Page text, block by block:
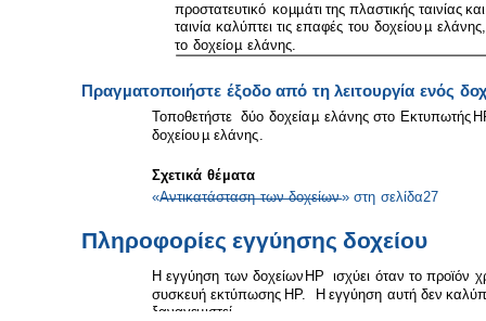
προστατευτικό κοµµάτι της πλαστικής ταινίας και
ταινία καλύπτει τις επαφές του δοχείουµ ελάνης,
το δοχείοµ ελάνης.
Πραγµατοποιήστε έξοδο από τη λειτουργία ενός
Τοποθετήστε δύο δοχείαµ ελάνης στο Εκτυπωτής
δοχείουµ ελάνης.
Σχετικά θέµατα
«Αντικατάσταση των δοχείων» στη σελίδα27
Πληροφορίες εγγύησης δοχείου
Η εγγύηση των δοχείων HP ισχύει όταν το προϊόν
συσκευή εκτύπωσης HP. Η εγγύηση αυτή δεν
ξαναγεµιστεί